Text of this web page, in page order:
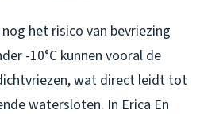
het risico van bevriezing
-10°C kunnen vooral de
wat direct leidt tot
watersloten. In Erica En